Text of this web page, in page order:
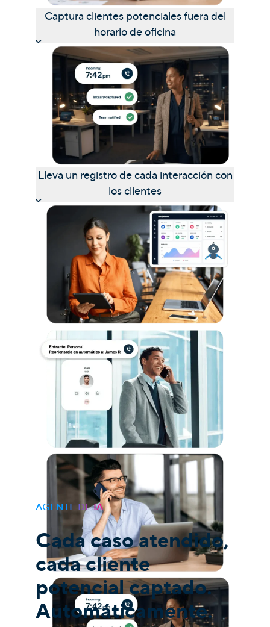
Captura clientes potenciales fuera del
horario de oficina
Lleva un registro de cada interacción con
los clientes
AGENTE DE IA
Cada caso atendido,
cada cliente
potencial captado.
Automáticamente.